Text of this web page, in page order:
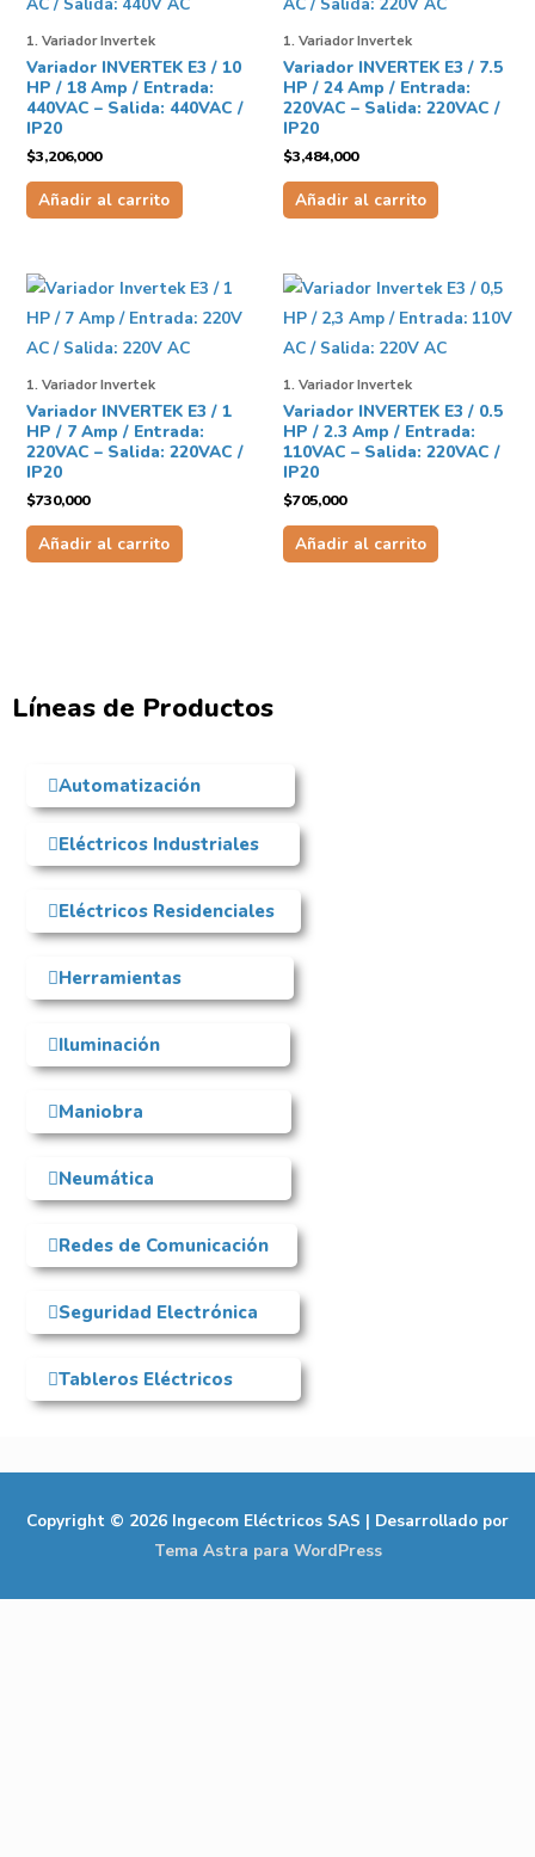
1. Variador Invertek
Variador INVERTEK E3 / 10
HP / 18 Amp / Entrada:
440VAC – Salida: 440VAC /
IP20
$3,206,000
Añadir al carrito
1. Variador Invertek
Variador INVERTEK E3 / 7.5
HP / 24 Amp / Entrada:
220VAC – Salida: 220VAC /
IP20
$3,484,000
Añadir al carrito
1. Variador Invertek
Variador INVERTEK E3 / 1
HP / 7 Amp / Entrada:
220VAC – Salida: 220VAC /
IP20
$730,000
Añadir al carrito
1. Variador Invertek
Variador INVERTEK E3 / 0.5
HP / 2.3 Amp / Entrada:
110VAC – Salida: 220VAC /
IP20
$705,000
Añadir al carrito
Líneas de Productos
Automatización
Eléctricos Industriales
Eléctricos Residenciales
Herramientas
Iluminación
Maniobra
Neumática
Redes de Comunicación
Seguridad Electrónica
Tableros Eléctricos
Copyright © 2026 Ingecom Eléctricos SAS | Desarrollado por
Tema Astra para WordPress